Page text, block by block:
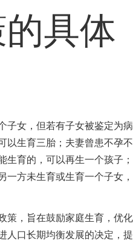
具体
子女，但若有子女被鉴定为病
以生育三胎；夫妻曾患不孕不
生育的，可以再生一个孩子；
一方未生育或生育一个子女，
策，旨在鼓励家庭生育，优化
人口长期均衡发展的决定，提